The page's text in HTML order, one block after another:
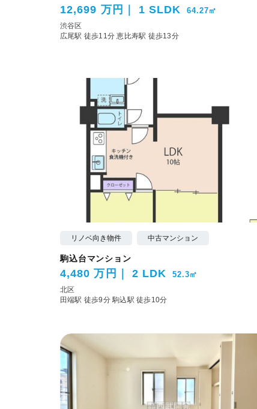
12,699 万円 1 SLDK 64.27㎡
渋谷区
広尾駅 徒歩11分恵比寿駅 徒歩13分
リノベ向き物件 中古マンション
駒込台マンション
4,480 万円 2 LDK 52.3㎡
北区
田端駅 徒歩9分駒込駅 徒歩10分